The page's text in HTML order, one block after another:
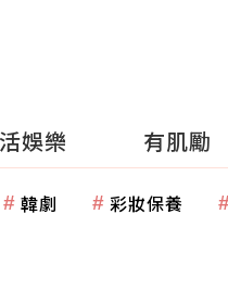
娛樂 有肌勵
韓劇 彩妝保養